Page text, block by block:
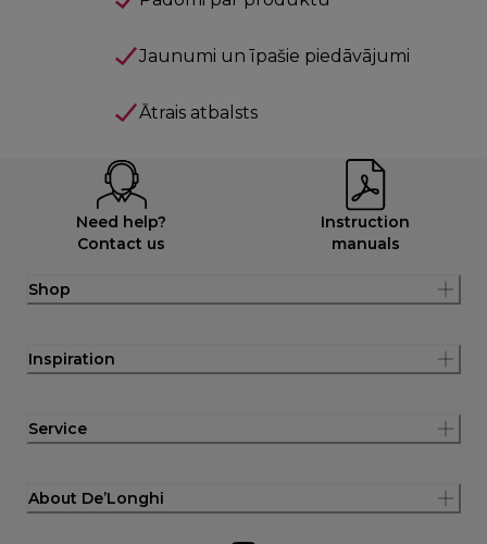
Jaunumi un īpašie piedāvājumi
Ātrais atbalsts
Need help?
Contact us
Instruction
manuals
Shop
Inspiration
Service
About De’Longhi